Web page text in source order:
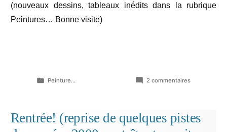
(nouveaux dessins, tableaux inédits dans la rubrique
Peintures… Bonne visite)
Publié
Peinture... 2 commentairessur
Rentrée! (reprise de quelques pistes